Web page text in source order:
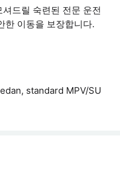
드릴 숙련된 전문 운전
한 이동을 보장합니다.
standard MPV/SU